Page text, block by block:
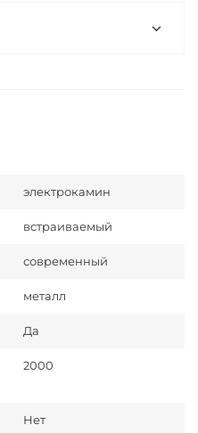
электрокамин
встраиваемый
современный
металл
Да
2000
Нет